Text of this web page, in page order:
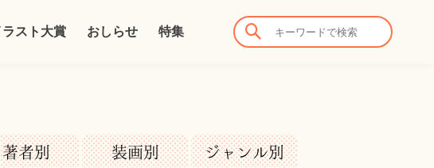
スト大賞 おしらせ 特集
著者別 装画別 ジャンル別